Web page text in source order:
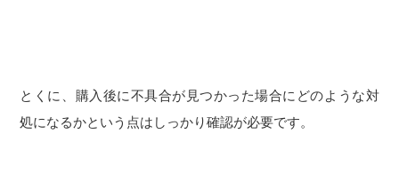
とくに、購入後に不具合が見つかった場合にどのような対
処になるかという点はしっかり確認が必要です。